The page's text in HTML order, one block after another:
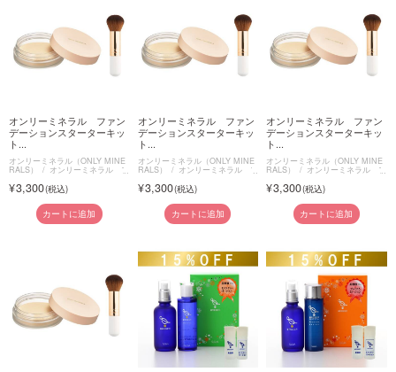
オンリーミネラル ファン
デーションスターターキッ
ト...
オンリーミネラル（ONLY MINE
RALS） オンリーミネラル フ
3,300
カートに追加
オンリーミネラル ファン
デーションスターターキッ
ト...
オンリーミネラル（ONLY MINE
RALS） オンリーミネラル フ
3,300
カートに追加
オンリーミネラル ファン
デーションスターターキッ
ト...
オンリーミネラル（ONLY MINE
RALS） オンリーミネラル フ
3,300
カートに追加